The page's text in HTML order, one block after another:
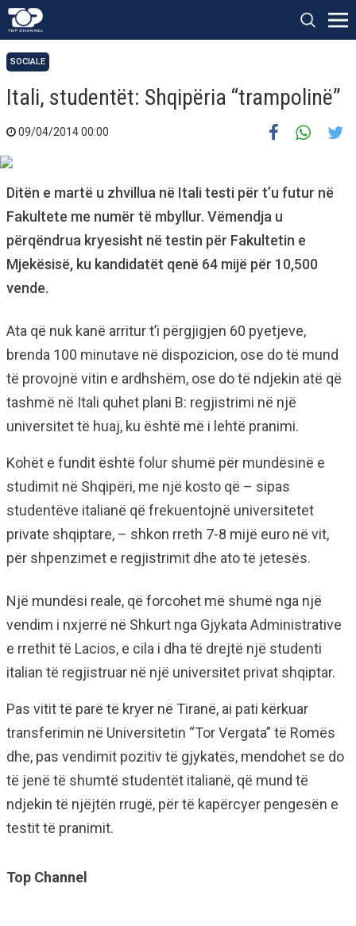
SOCIALE
Itali, studentët: Shqipëria “trampolinë”
09/04/2014 00:00
Ditën e martë u zhvillua në Itali testi për t’u futur në
Fakultete me numër të mbyllur. Vëmendja u
përqëndrua kryesisht në testin për Fakultetin e
Mjekësisë, ku kandidatët qenë 64 mijë për 10,500
vende.
Ata që nuk kanë arritur t’i përgjigjen 60 pyetjeve,
brenda 100 minutave në dispozicion, ose do të mund
të provojnë vitin e ardhshëm, ose do të ndjekin atë që
tashmë në Itali quhet plani B: regjistrimi në një
universitet të huaj, ku është më i lehtë pranimi.
Kohët e fundit është folur shumë për mundësinë e
studimit në Shqipëri, me një kosto që – sipas
studentëve italianë që frekuentojnë universitetet
private shqiptare, – shkon rreth 7-8 mijë euro në vit,
për shpenzimet e regjistrimit dhe ato të jetesës.
Një mundësi reale, që forcohet më shumë nga një
vendim i nxjerrë në Shkurt nga Gjykata Administrative
e rrethit të Lacios, e cila i dha të drejtë një studenti
italian të regjistruar në një universitet privat shqiptar.
Pas vitit të parë të kryer në Tiranë, ai pati kërkuar
transferimin në Universitetin “Tor Vergata” të Romës
dhe, pas vendimit pozitiv të gjykatës, mendohet se do
të jenë të shumtë studentët italianë, që mund të
ndjekin të njëjtën rrugë, për të kapërcyer pengesën e
testit të pranimit.
Top Channel